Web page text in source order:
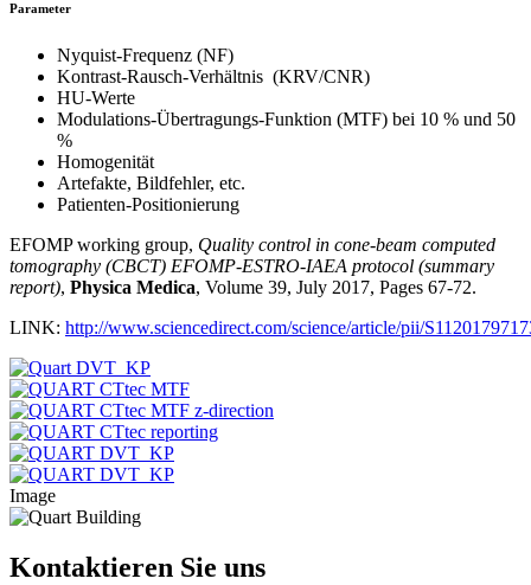
Parameter
Nyquist-Frequenz (NF)
Kontrast-Rausch-Verhältnis (KRV/CNR)
HU-Werte
Modulations-Übertragungs-Funktion (MTF) bei 10 % und 50
%
Homogenität
Artefakte, Bildfehler, etc.
Patienten-Positionierung
EFOMP working group, Quality control in cone-beam computed
tomography (CBCT) EFOMP-ESTRO-IAEA protocol (summary
report), Physica Medica, Volume 39, July 2017, Pages 67-72.
LINK: http://www.sciencedirect.com/science/article/pii/
Image
Kontaktieren Sie uns